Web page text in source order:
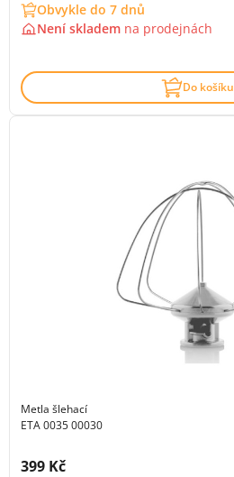
Obvykle do 7 dnů
Není skladem na prodejnách
Do košíku
Metla šlehací
ETA 0035 00030
Cena s DPH:
399 Kč